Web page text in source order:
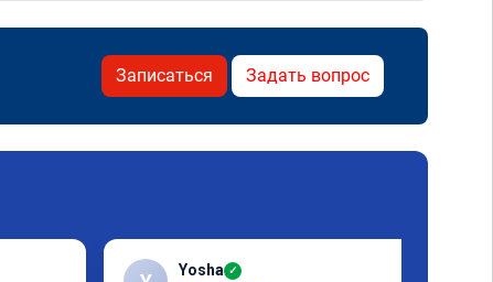
Записаться Задать вопрос
Yosha ✓